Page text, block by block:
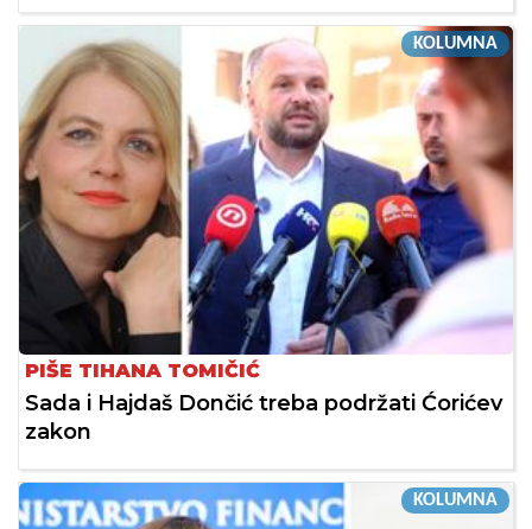
KOLUMNA
PIŠE TIHANA TOMIČIĆ
Sada i Hajdaš Dončić treba podržati Ćorićev
zakon
KOLUMNA